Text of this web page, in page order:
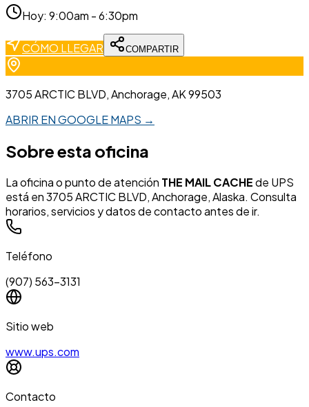
Hoy: 9:00am - 6:30pm
CÓMO LLEGAR COMPARTIR
3705 ARCTIC BLVD, Anchorage, AK 99503
ABRIR EN GOOGLE MAPS →
Sobre esta oficina
La oficina o punto de atención THE MAIL CACHEde UPS
está en 3705 ARCTIC BLVD, Anchorage, Alaska. Consulta
horarios, servicios y datos de contacto antes de ir.
Teléfono
(907) 563-3131
Sitio web
www.ups.com
Contacto